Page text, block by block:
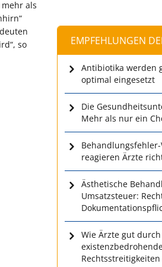
als
so
EMPFEHLUNGEN
Antibiotika werden
optimal eingesetzt
Die
Mehr als nur ein
reagieren Ärzte
Ästhetische
Umsatzsteuer:
Wie Ärzte gut durch